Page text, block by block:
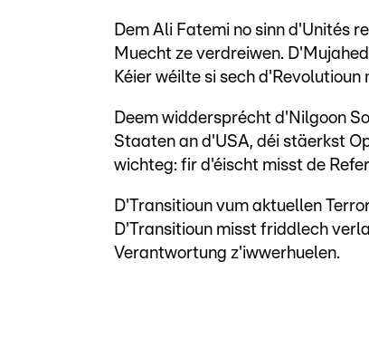
Dem Ali Fatemi no sinn d'Unités
Muecht ze verdreiwen.
Kéier wéilte si sech
Deem widdersprécht d'Nilgoon
Staaten an d'USA, déi stäerkst
wichteg: fir d'éischt misst de
D'Transitioun vum aktuellen
D'Transitioun misst friddlech
Verantwortung z'iwwerhuelen.